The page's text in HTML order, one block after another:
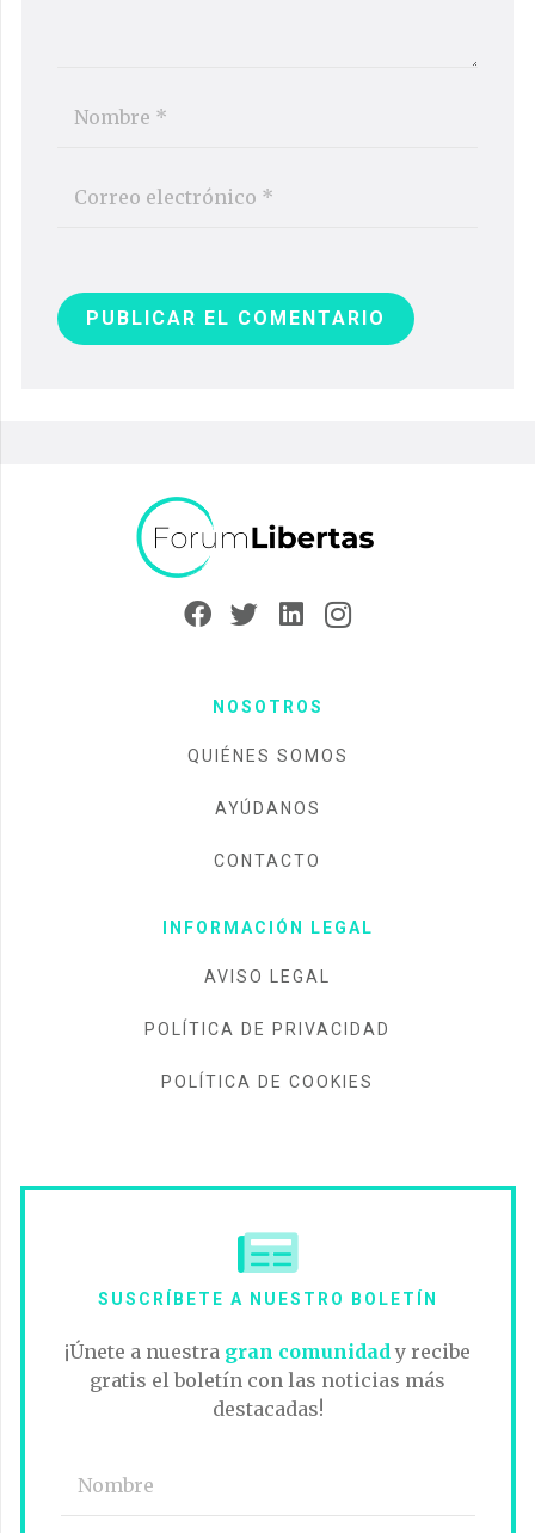
PUBLICAR EL COMENTARIO
NOSOTROS
QUIÉNES SOMOS
AYÚDANOS
CONTACTO
INFORMACIÓN LEGAL
AVISO LEGAL
POLÍTICA DE PRIVACIDAD
POLÍTICA DE COOKIES
SUSCRÍBETE A NUESTRO BOLETÍN
¡Únete a nuestra gran comunidad y recibe
gratis el boletín con las noticias más
destacadas!